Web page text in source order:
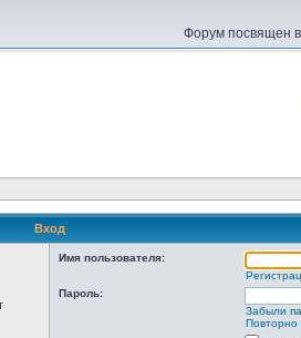
Форум посвящен
Вход
Имя пользователя:
Пароль:
Забыли
Повторно